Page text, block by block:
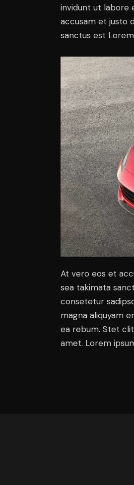
invidunt ut labore
accusam et justo
sanctus est
At vero eos et
sea takimata
consetetur
magna aliquyam
ea rebum. Stet
amet. Lorem